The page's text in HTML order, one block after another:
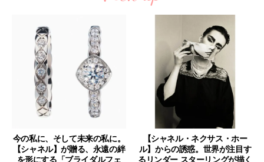
今の私に、そして未来の私に。
【シャネル】が贈る、永遠の絆
を形にする「ブライダルフェ
【シャネル・ネクサス・ホー
ル】からの誘惑。世界が注目す
るリンダー スターリングが描く